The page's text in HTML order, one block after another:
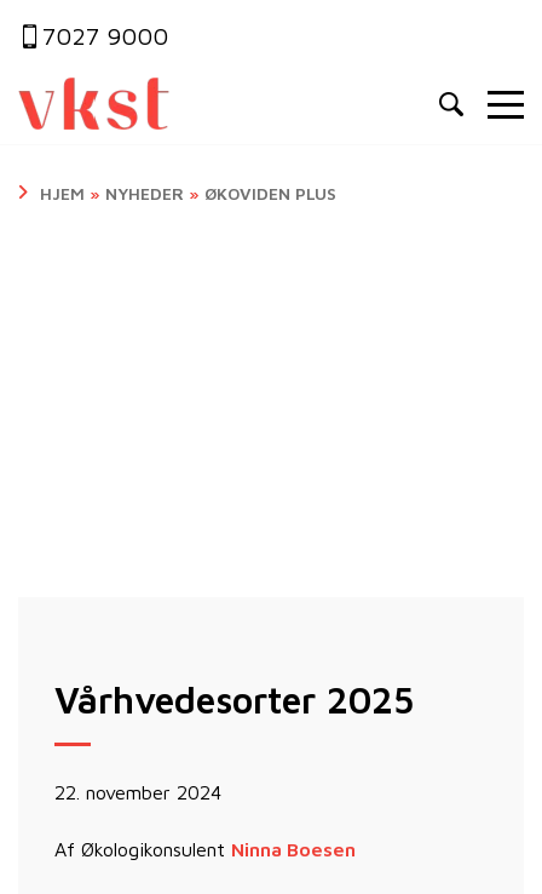
7027 9000
HJEM » NYHEDER » ØKOVIDEN PLUS
Vårhvedesorter 2025
22. november 2024
Af Økologikonsulent Ninna Boesen